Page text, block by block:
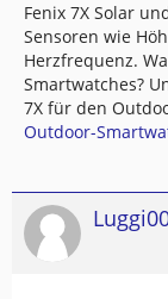
Fenix 7X Solar
Sensoren wie
Herzfrequenz.
Smartwatches?
7X für den
Outdoor-